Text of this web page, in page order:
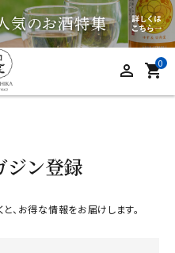
person_outline 0
shopping_cart
登録
ジン登録
、お得な情報をお届けします。